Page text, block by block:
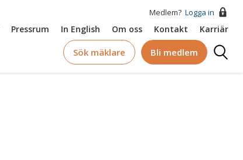
Medlem? Logga in
Pressrum In English Om oss Kontakt Karriär
Sök mäklare Bli medlem
Logga